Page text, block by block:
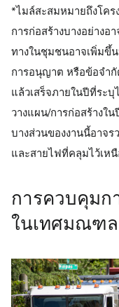
*ไมล์สะสมหมายถึงโค
การก่อสร้างบางอย่างอ
ทางในชุมชนอาจเพิ่มขึ้
การอนุญาต หรือข้อจำ
แล้วเสร็จภายในปีที่ระ
วางแผน/การก่อสร้างใ
บางส่วนของงานนี้อาจร
และสายไฟที่คลุมไว้เห
การควบคุมก
ในเทศมณฑ